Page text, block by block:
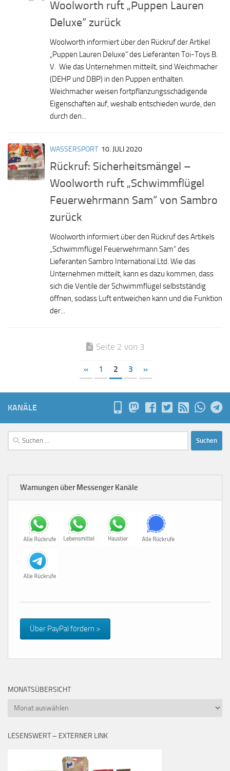
Woolworth ruft „Puppen Lauren
Deluxe“ zurück
Woolworth informiert über den Rückruf der Artikel
„Puppen Lauren Deluxe“ des Lieferanten Toi-Toys B.
V. Wie das Unternehmen mitteilt, sind Weichmacher
(DEHP und DBP) in den Puppen enthalten.
Weichmacher weisen fortpflanzungsschädigende
Eigenschaften auf, weshalb entschieden wurde, den
durch den...
WASSERSPORT 10. JULI 2020
Rückruf: Sicherheitsmängel –
Woolworth ruft „Schwimmflügel
Feuerwehrmann Sam“ von Sambro
zurück
Woolworth informiert über den Rückruf des Artikels
„Schwimmflügel Feuerwehrmann Sam“ des
Lieferanten Sambro International Ltd. Wie das
Unternehmen mitteilt, kann es dazu kommen, dass
sich die Ventile der Schwimmflügel selbstständig
öffnen, sodass Luft entweichen kann und die Funktion
der...
Seite 2 von 3
« 1 2 3 »
KANÄLE
Suchen
nach:
Warnungen über Messenger Kanäle
Über PayPal fördern >
MONATSÜBERSICHT
Monatsübersicht
LESENSWERT – EXTERNER LINK